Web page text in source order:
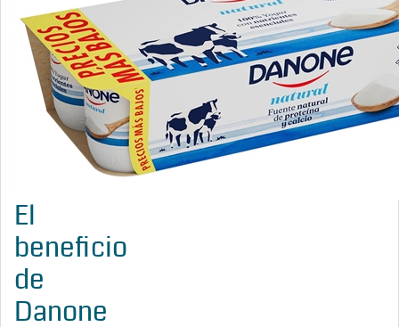
El
beneficio
de
Danone